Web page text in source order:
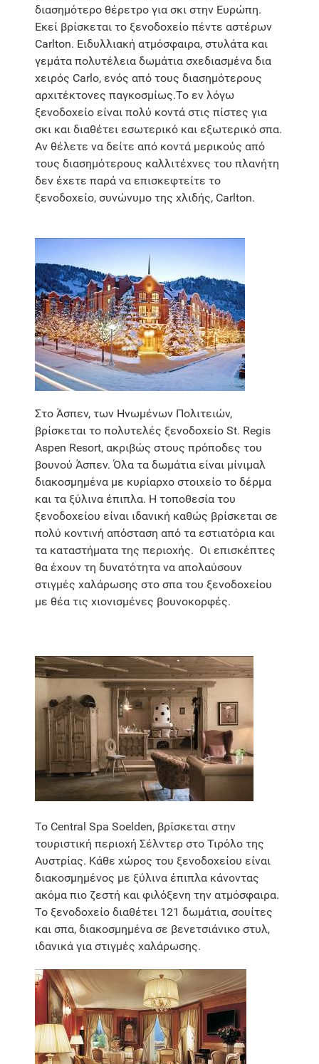
διασημότερο θέρετρο για σκι στην Ευρώπη.
Εκεί βρίσκεται το ξενοδοχείο πέντε αστέρων
Carlton. Ειδυλλιακή ατμόσφαιρα, στυλάτα και
γεμάτα πολυτέλεια δωμάτια σχεδιασμένα δια
χειρός Carlo, ενός από τους διασημότερους
αρχιτέκτονες παγκοσμίως.Το εν λόγω
ξενοδοχείο είναι πολύ κοντά στις πίστες για
σκι και διαθέτει εσωτερικό και εξωτερικό σπα.
Αν θέλετε να δείτε από κοντά μερικούς από
τους διασημότερους καλλιτέχνες του πλανήτη
δεν έχετε παρά να επισκεφτείτε το
ξενοδοχείο, συνώνυμο της χλιδής, Carlton.
Στο Άσπεν, των Ηνωμένων Πολιτειών,
βρίσκεται το πολυτελές ξενοδοχείο St. Regis
Aspen Resort, ακριβώς στους πρόποδες του
βουνού Άσπεν. Όλα τα δωμάτια είναι μίνιμαλ
διακοσμημένα με κυρίαρχο στοιχείο το δέρμα
και τα ξύλινα έπιπλα. Η τοποθεσία του
ξενοδοχείου είναι ιδανική καθώς βρίσκεται σε
πολύ κοντινή απόσταση από τα εστιατόρια και
τα καταστήματα της περιοχής. Οι επισκέπτες
θα έχουν τη δυνατότητα να απολαύσουν
στιγμές χαλάρωσης στο σπα του ξενοδοχείου
με θέα τις χιονισμένες βουνοκορφές.
Το Central Spa Soelden, βρίσκεται στην
τουριστική περιοχή Σέλντερ στο Τιρόλο της
Αυστρίας. Κάθε χώρος του ξενοδοχείου είναι
διακοσμημένος με ξύλινα έπιπλα κάνοντας
ακόμα πιο ζεστή και φιλόξενη την ατμόσφαιρα.
Το ξενοδοχείο διαθέτει 121 δωμάτια, σουίτες
και σπα, διακοσμημένα σε βενετσιάνικο στυλ,
ιδανικά για στιγμές χαλάρωσης.